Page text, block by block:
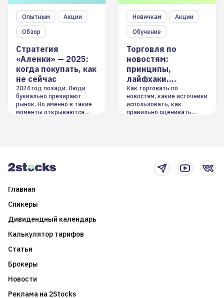
Опытным
Акции
Обзор
Стратегия
«Аленки» — 2025:
когда покупать, как
не сейчас
2024 год позади. Люди
буквально презирают
рынок. Но именно в такие
моменты открываются
Новичкам
Акции
Обучение
Торговля по
новостям:
принципы,
лайфхаки,
инструменты
Как торговать по
новостям, какие источники
использовать, как
правильно оценивать
Главная
Спикеры
Дивидендный календарь
Калькулятор тарифов
Статьи
Брокеры
Новости
Реклама на 2Stocks